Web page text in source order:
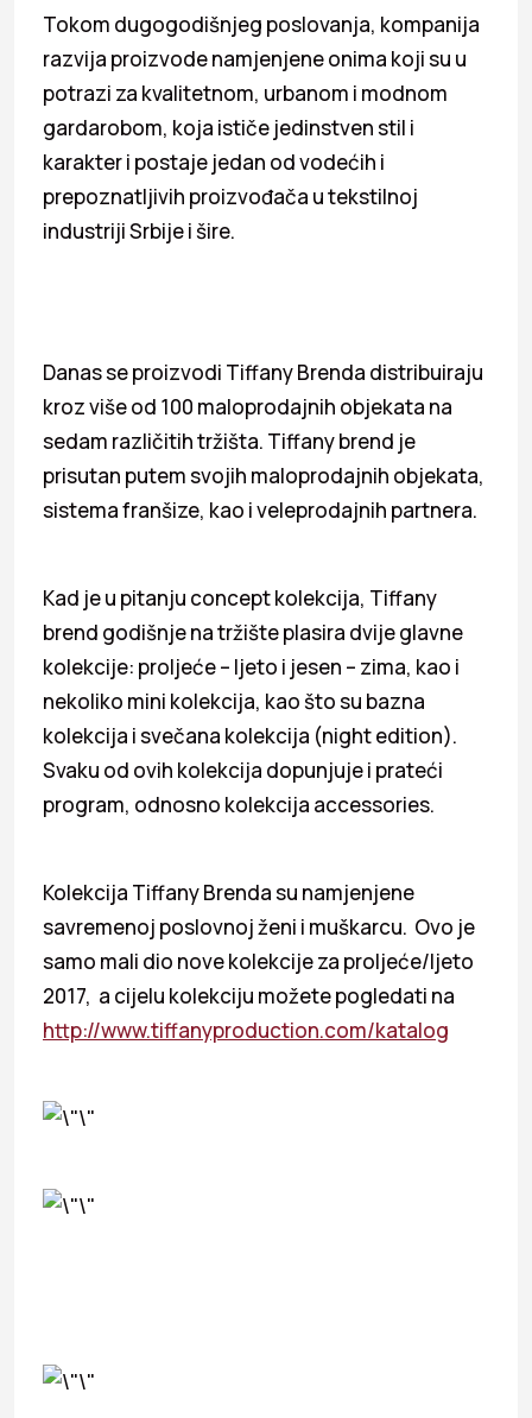
Tokom dugogodišnjeg poslovanja, kompanija
razvija proizvode namjenjene onima koji su u
potrazi za kvalitetnom, urbanom i modnom
gardarobom, koja ističe jedinstven stil i
karakter i postaje jedan od vodećih i
prepoznatljivih proizvođača u tekstilnoj
industriji Srbije i šire.
Danas se proizvodi Tiffany Brenda distribuiraju
kroz više od 100 maloprodajnih objekata na
sedam različitih tržišta. Tiffany brend je
prisutan putem svojih maloprodajnih objekata,
sistema franšize, kao i veleprodajnih partnera.
Kad je u pitanju concept kolekcija, Tiffany
brend godišnje na tržište plasira dvije glavne
kolekcije: proljeće – ljeto i jesen – zima, kao i
nekoliko mini kolekcija, kao što su bazna
kolekcija i svečana kolekcija (night edition).
Svaku od ovih kolekcija dopunjuje i prateći
program, odnosno kolekcija accessories.
Kolekcija Tiffany Brenda su namjenjene
savremenoj poslovnoj ženi i muškarcu. Ovo je
samo mali dio nove kolekcije za proljeće/ljeto
2017, a cijelu kolekciju možete pogledati na
http://www.tiffanyproduction.com/katalog